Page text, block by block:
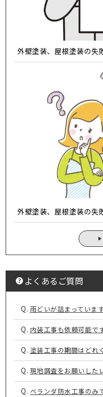
外壁塗装、屋根塗装の
外壁塗装、屋根塗装の
よくあるご質問
Q. 雨どいが詰まっていま
Q. 内装工事も依頼可能で
Q. 塗装工事の期間はどれ
Q. 現地調査をお願いした
Q. ベランダ防水工事のみ